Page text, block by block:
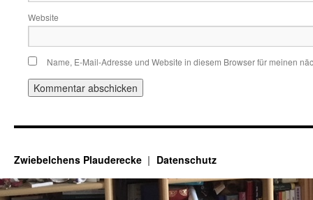
Website
Name, E-Mail-Adresse und Website in diesem Browser für meinen
Zwiebelchens Plauderecke Datenschutz